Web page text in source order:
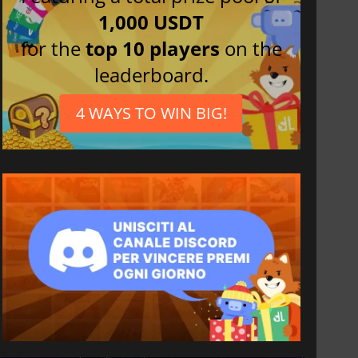
1,000 USDT
for thetop 10 players on the
leaderboard.
4 WAYS TO WIN BIG!